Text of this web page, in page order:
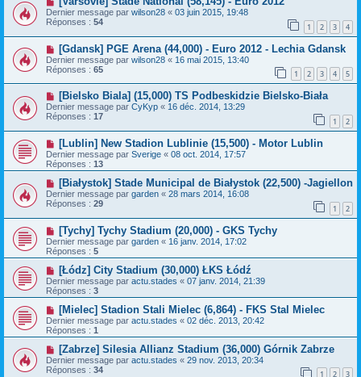
Dernier message par wilson28 « 03 juin 2015, 19:48
Réponses : 54 1 2 3 4
[Gdansk] PGE Arena (44,000) - Euro 2012 - Lechia Gdansk
Dernier message par wilson28 « 16 mai 2015, 13:40
Réponses : 65 1 2 3 4 5
[Bielsko Biala] (15,000) TS Podbeskidzie Bielsko-Biała
Dernier message par CyKyp « 16 déc. 2014, 13:29
Réponses : 17 1 2
[Lublin] New Stadion Lublinie (15,500) - Motor Lublin
Dernier message par Sverige « 08 oct. 2014, 17:57
Réponses : 13
[Białystok] Stade Municipal de Białystok (22,500) -Jagiellon
Dernier message par garden « 28 mars 2014, 16:08
Réponses : 29 1 2
[Tychy] Tychy Stadium (20,000) - GKS Tychy
Dernier message par garden « 16 janv. 2014, 17:02
Réponses : 5
[Łódz] City Stadium (30,000) ŁKS Łódź
Dernier message par actu.stades « 07 janv. 2014, 21:39
Réponses : 3
[Mielec] Stadion Stali Mielec (6,864) - FKS Stal Mielec
Dernier message par actu.stades « 02 déc. 2013, 20:42
Réponses : 1
[Zabrze] Silesia Allianz Stadium (36,000) Górnik Zabrze
Dernier message par actu.stades « 29 nov. 2013, 20:34
Réponses : 34 1 2 3